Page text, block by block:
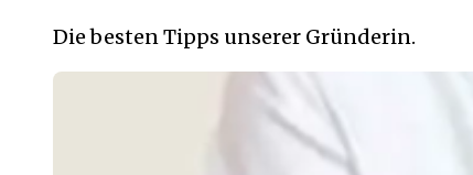
Die besten Tipps unserer Gründerin.